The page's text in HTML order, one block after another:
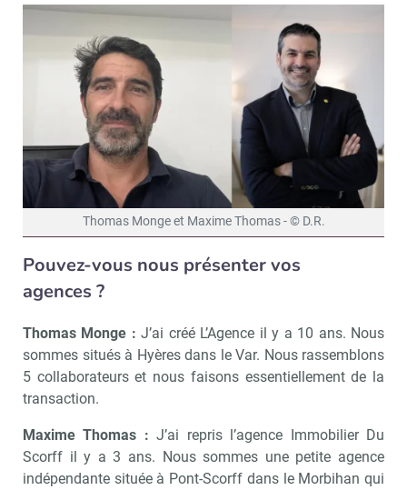
Thomas Monge et Maxime Thomas - © D.R.
Pouvez-vous nous présenter vos
agences ?
Thomas Monge : J’ai créé L’Agence il y a 10 ans. Nous
sommes situés à Hyères dans le Var. Nous rassemblons
5 collaborateurs et nous faisons essentiellement de la
transaction.
Maxime Thomas :J’ai repris l’agence Immobilier Du
Scorff il y a 3 ans. Nous sommes une petite agence
indépendante située à Pont-Scorff dans le Morbihan qui